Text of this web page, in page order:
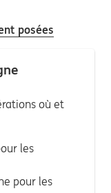
posées
où et
les
pour les